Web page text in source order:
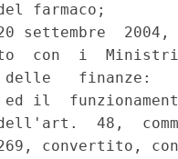
farmaco;
settembre
con  i
finanze:
ed il
48,
convertito,